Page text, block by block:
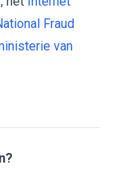
Fraud
van